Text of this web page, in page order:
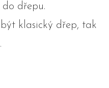
do dřepu.
klasický dřep, tak